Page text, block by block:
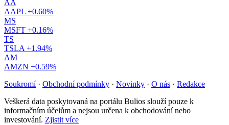
AA
AAPL +0.60%
MS
MSFT +0.16%
TS
TSLA +1.94%
AM
AMZN +0.59%
Soukromí · Obchodní podmínky · Novinky · O nás · Redakce
Veškerá data poskytovaná na portálu Bulios slouží pouze k
informačním účelům a nejsou určena k obchodování nebo
investování. Zjistit více